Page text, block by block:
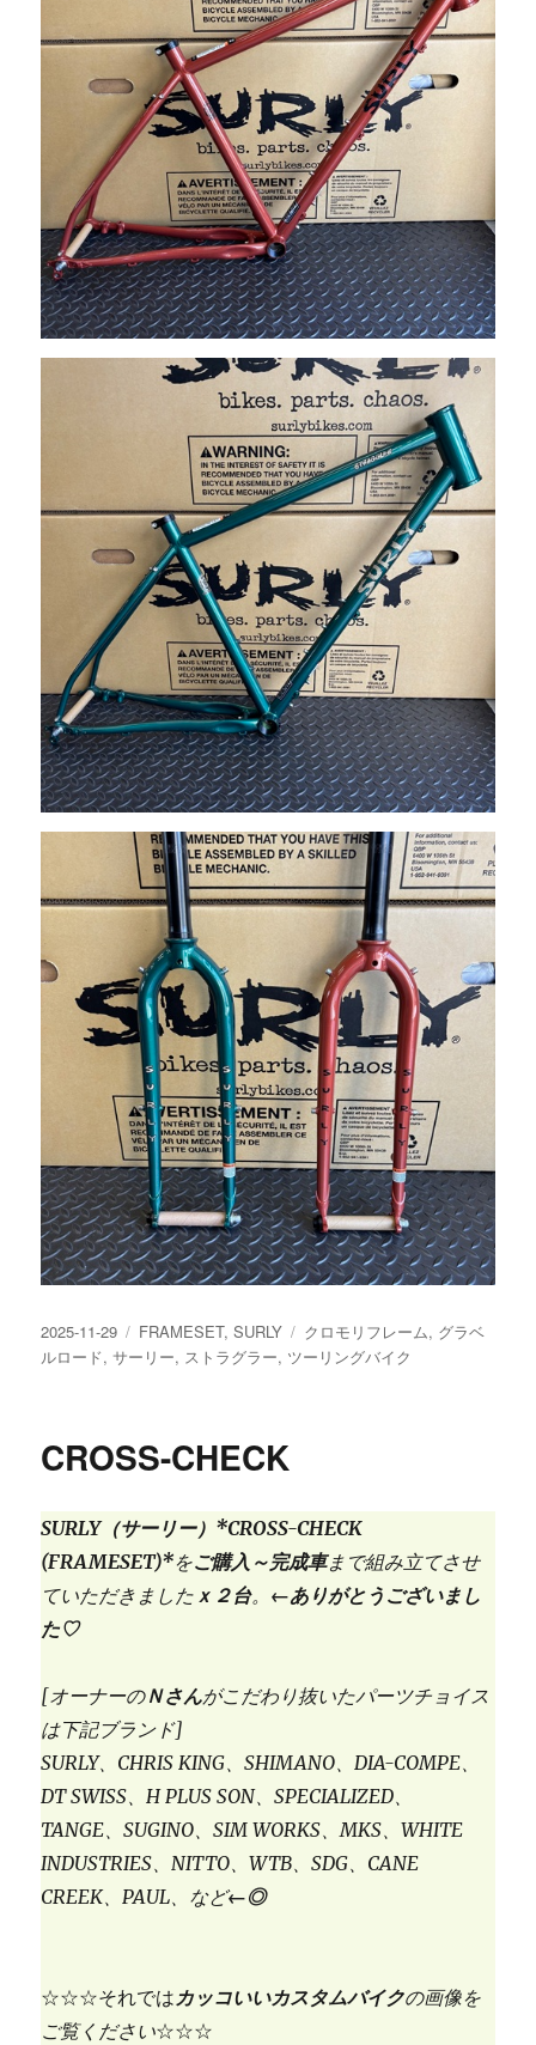
投
稿
2025-11-29
カ
テ
FRAMESET,SURLY
タ
グ
クロモリフレーム, グラベ
ルロード,サーリー, ストラグラー, ツーリングバイク
CROSS-CHECK
SURLY（サーリー）*CROSS-CHECK
(FRAMESET)*をご購入～完成車まで組み立てさせ
ていただきました ｘ２台。 ←ありがとうございまし
た♡
[オーナーのＮさんがこだわり抜いたパーツチョイス
は下記ブランド]
SURLY、CHRIS KING、SHIMANO、DIA-COMPE、
DT SWISS、H PLUS SON、SPECIALIZED、
TANGE、SUGINO、SIM WORKS、MKS、WHITE
INDUSTRIES、NITTO、WTB、SDG、CANE
CREEK、PAUL、など←◎
☆☆☆それでは カッコいいカスタムバイクの画像を
ご覧ください☆☆☆